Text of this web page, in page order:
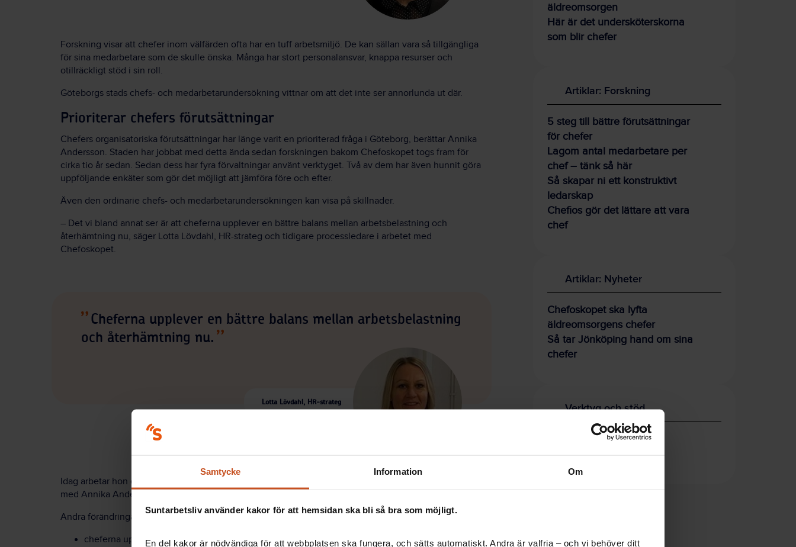
Samtycke Information Om
Suntarbetsliv använder kakor för att hemsidan ska bli så bra som möjligt.
En del kakor är nödvändiga för att webbplatsen ska fungera, och sätts automatiskt. Andra är valfria – och vi behöver ditt
Forskning visar att chefer inom välfärden ofta har en tuff arbetsmiljö. De kan sällan vara så tillgängliga
för sina medarbetare som de skulle önska. Många har stort personalansvar, knappa resurser och
otillräckligt stöd i sin roll.
Göteborgs stads chefs- och medarbetarundersökning vittnar om att det inte ser annorlunda ut där.
Prioriterar chefers förutsättningar
Chefers organisatoriska förutsättningar har länge varit en prioriterad fråga i Göteborg, berättar Annika
Andersson. Staden har jobbat med detta ända sedan forskningen bakom Chefoskopet togs fram för
cirka tio år sedan. Sedan dess har fyra förvaltningar använt verktyget. Två av dem har även hunnit göra
uppföljande enkäter som gör det möjligt att jämföra före och efter.
Även den ordinarie chefs- och medarbetarundersökningen kan visa på skillnader.
– Det vi bland annat ser är att cheferna upplever en bättre balans mellan arbetsbelastning och
återhämtning nu, säger Lotta Lövdahl, HR-strateg och tidigare processledare i arbetet med
Chefoskopet.
Cheferna upplever en bättre balans mellan arbetsbelastning
och återhämtning nu.
Lotta Lövdahl, HR-strateg
Idag arbetar hon deltid med att planera och stödja de kommande årens stora satsning tillsammans
med Annika Andersson på stadsledningskontoret.
Andra förändringar de har sett – utöver den bättre balansen – är bland annat att:
cheferna upplever att de fått bättre stöd och mer avlastning
äldreomsorgen
Här är det undersköterskorna
som blir chefer
Artiklar: Forskning
5 steg till bättre förutsättningar
för chefer
Lagom antal medarbetare per
chef – tänk så här
Så skapar ni ett konstruktivt
ledarskap
Chefios gör det lättare att vara
chef
Artiklar: Nyheter
Chefoskopet ska lyfta
äldreomsorgens chefer
Så tar Jönköping hand om sina
chefer
Verktyg och stöd
Chefoskopet